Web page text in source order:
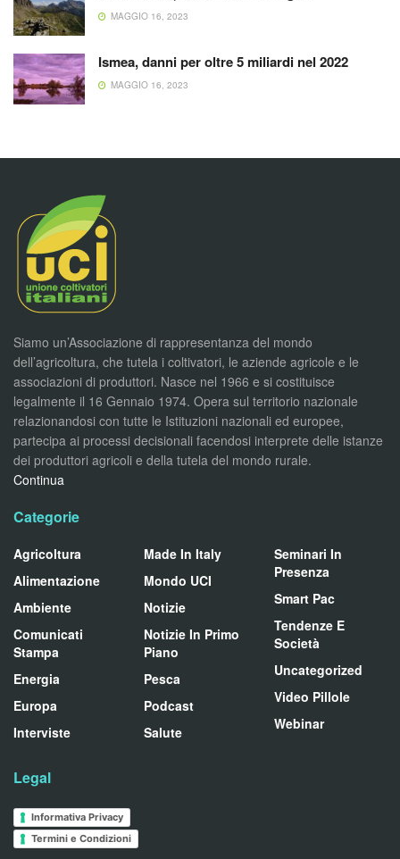
MAGGIO 16, 2023
Ismea, danni per oltre 5 miliardi nel 2022
MAGGIO 16, 2023
Siamo un’Associazione di rappresentanza del mondo
dell’agricoltura, che tutela i coltivatori, le aziende agricole e le
associazioni di produttori. Nasce nel 1966 e si costituisce
legalmente il 16 Gennaio 1974. Opera sul territorio nazionale
relazionandosi con tutte le Istituzioni nazionali ed europee,
partecipa ai processi decisionali facendosi interprete delle istanze
dei produttori agricoli e della tutela del mondo rurale.
Continua
Categorie
Agricoltura
Alimentazione
Ambiente
Comunicati
Stampa
Energia
Europa
Interviste
Made In Italy
Mondo UCI
Notizie
Notizie In Primo
Piano
Pesca
Podcast
Salute
Seminari In
Presenza
Smart Pac
Tendenze E
Società
Uncategorized
Video Pillole
Webinar
Legal
Informativa Privacy
Termini e Condizioni